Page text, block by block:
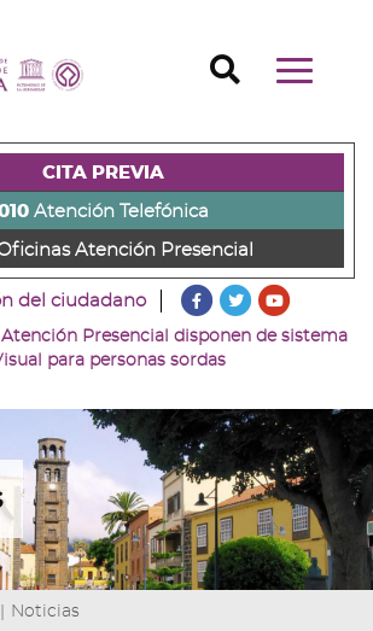
Mostrar/
Buscador
CITA PREVIA
Atención Telefónica
Atención Presencial
del ciudadano
???
Ir
a
página
de
Facebook
???
Ir
página
de
Twitter
Ir
canal
de
Youtube
Atención Presencial disponen de sistema
para personas sordas
Noticias